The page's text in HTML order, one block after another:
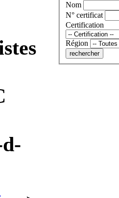
Nom
N° certificat
Certification
Région